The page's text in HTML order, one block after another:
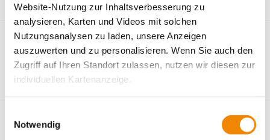
Website-Nutzung zur Inhaltsverbesserung zu
analysieren, Karten und Videos mit solchen
Nutzungsanalysen zu laden, unsere Anzeigen
auszuwerten und zu personalisieren. Wenn Sie auch den
Zugriff auf Ihren Standort zulassen, nutzen wir diesen zur
individuellen Kartenanzeige.
unsere Partner Daten wie Ihre IP-Adresse und
verarbeiten diese zusammen mit Daten von anderen
Notwendig
Krefeld
Jugendmigrationsdienst (JMD) Krefeld
Sprache und Integration - Krefeld
Köln